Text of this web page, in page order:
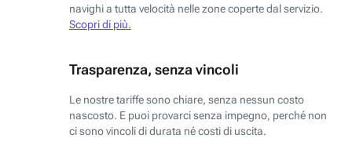
navighi a tutta velocità nelle zone coperte dal servizio.
Scopri di più.
Trasparenza, senza vincoli
Le nostre tariffe sono chiare, senza nessun costo
nascosto. E puoi provarci senza impegno, perché non
ci sono vincoli di durata né costi di uscita.